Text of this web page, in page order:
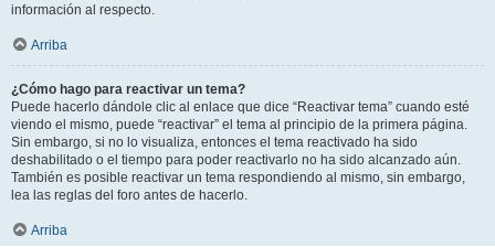
información al respecto.
Arriba
¿Cómo hago para reactivar un tema?
Puede hacerlo dándole clic al enlace que dice “Reactivar tema” cuando esté
viendo el mismo, puede “reactivar” el tema al principio de la primera página.
Sin embargo, si no lo visualiza, entonces el tema reactivado ha sido
deshabilitado o el tiempo para poder reactivarlo no ha sido alcanzado aún.
También es posible reactivar un tema respondiendo al mismo, sin embargo,
lea las reglas del foro antes de hacerlo.
Arriba